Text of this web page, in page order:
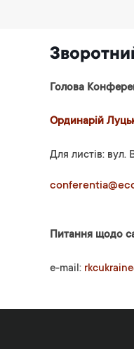
Голова
Ординарій
Для листів: вул.
Питання щодо
e-mail: